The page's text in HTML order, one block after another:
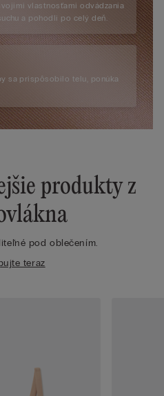
vlastnosťami odvádzania
a pohodlí po celý deň.
sa prispôsobilo telu, ponúka
produkty z
pod oblečením.
teraz